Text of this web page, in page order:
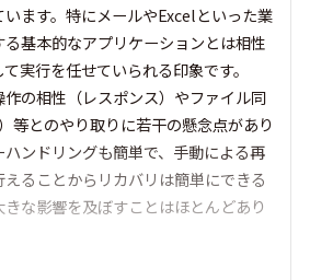
います。特にメールやExcelといった業
基本的なアプリケーションとは相性
実行を任せていられる印象です。
作の相性（レスポンス）やファイル同
等とのやり取りに若干の懸念点があり
ハンドリングも簡単で、手動による再
ることからリカバリは簡単にできる
な影響を及ぼすことはほとんどあり